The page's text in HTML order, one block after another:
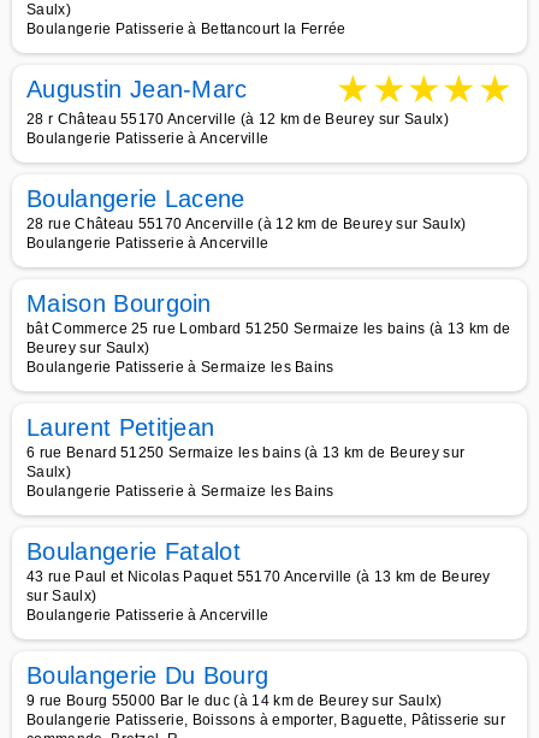
Saulx)
Boulangerie Patisserie à Bettancourt la Ferrée
Augustin Jean-Marc ★★★★★
28 r Château 55170 Ancerville (à 12 km de Beurey sur Saulx)
Boulangerie Patisserie à Ancerville
Boulangerie Lacene
28 rue Château 55170 Ancerville (à 12 km de Beurey sur Saulx)
Boulangerie Patisserie à Ancerville
Maison Bourgoin
bât Commerce 25 rue Lombard 51250 Sermaize les bains (à 13 km de
Beurey sur Saulx)
Boulangerie Patisserie à Sermaize les Bains
Laurent Petitjean
6 rue Benard 51250 Sermaize les bains (à 13 km de Beurey sur
Saulx)
Boulangerie Patisserie à Sermaize les Bains
Boulangerie Fatalot
43 rue Paul et Nicolas Paquet 55170 Ancerville (à 13 km de Beurey
sur Saulx)
Boulangerie Patisserie à Ancerville
Boulangerie Du Bourg
9 rue Bourg 55000 Bar le duc (à 14 km de Beurey sur Saulx)
Boulangerie Patisserie, Boissons à emporter, Baguette, Pâtisserie sur